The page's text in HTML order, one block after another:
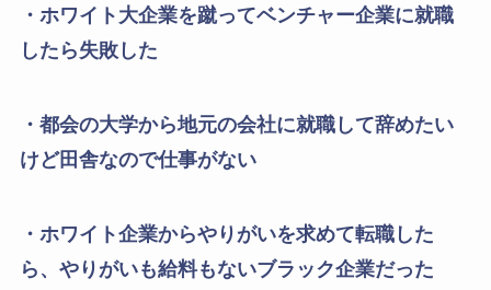
・ホワイト大企業を蹴ってベンチャー企業に就職
したら失敗した
・都会の大学から地元の会社に就職して辞めたい
けど田舎なので仕事がない
・ホワイト企業からやりがいを求めて転職した
ら、やりがいも給料もないブラック企業だった